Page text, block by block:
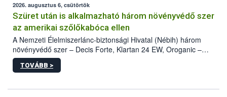
az intenzív felderítést, emellett az intézkedéseket a szlovák
hatósággal is összehangolják a terjedés megállítása érdekében.
2026. augusztus 6, csütörtök
Szüret után is alkalmazható három növényvédő szer
az amerikai szőlőkabóca ellen
A Nemzeti Élelmiszerlánc-biztonsági Hivatal (Nébih) három
növényvédő szer – Decis Forte, Klartan 24 EW, Oroganic –
engedélyokiratát módosította, így azok a szüretet követően,
egészen a vesszőérettség (BBCH 91) stádiumáig
érésű szőlőkben is legyen lehetőség a károsító elleni további
TOVÁBB >